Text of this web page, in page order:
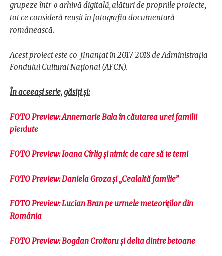
grupeze într-o arhivă digitală, alături de propriile proiecte,
tot ce consideră reușit în fotografia documentară
românească.
Acest proiect este co-finanțat în 2017-2018 de Administrația
Fondului Cultural Național (AFCN).
În aceeași serie, găsiți și:
FOTO Preview: Annemarie Bala în căutarea unei familii
pierdute
FOTO Preview: Ioana Cîrlig și nimic de care să te temi
FOTO Preview: Daniela Groza și „Cealaltă familie”
FOTO Preview: Lucian Bran pe urmele meteoriților din
România
FOTO Preview: Bogdan Croitoru și delta dintre betoane